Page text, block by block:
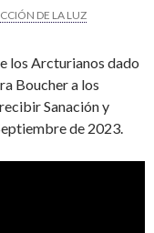
DE LA LUZ
los Arcturianos dado
Boucher a los
Sanación y
de 2023.